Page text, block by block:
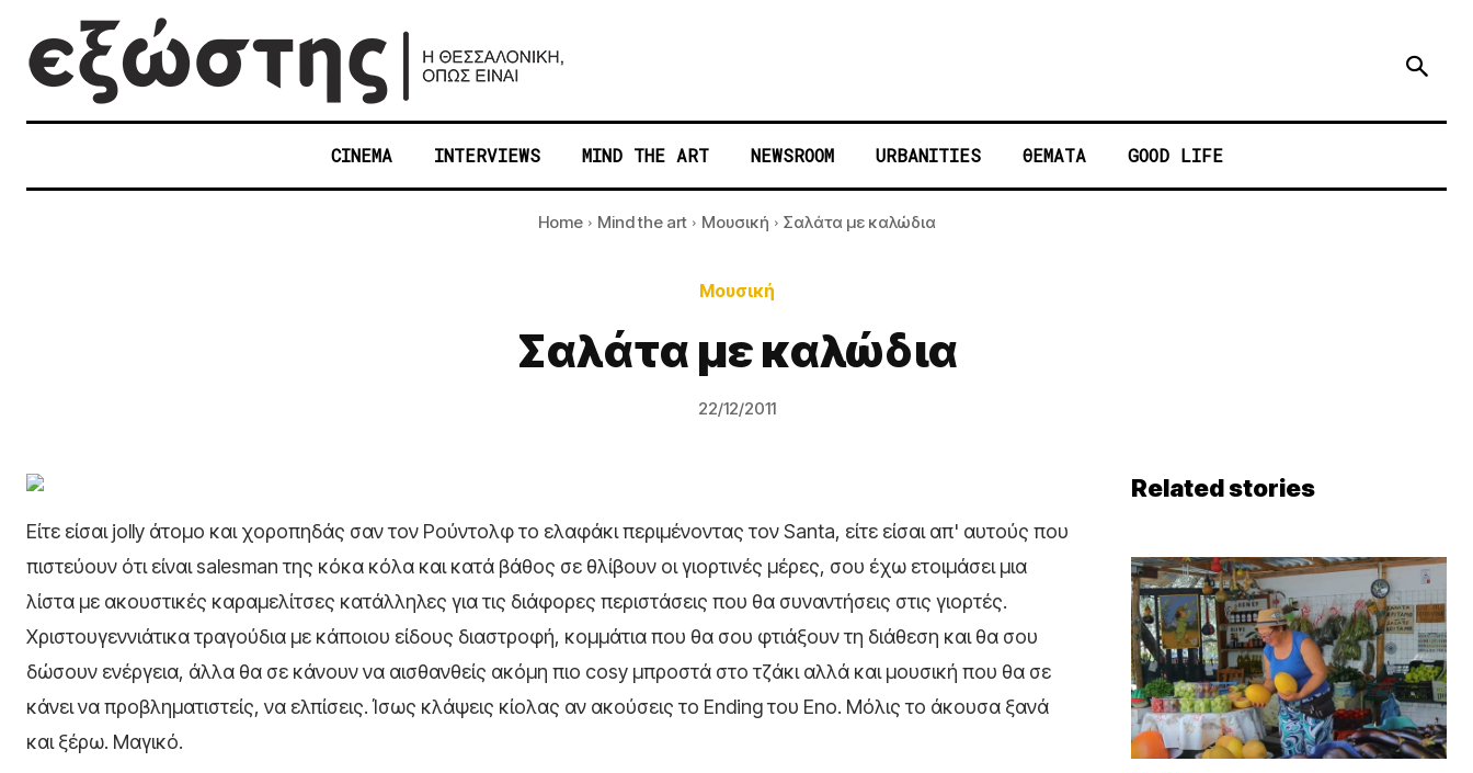
CINEMA INTERVIEWS MIND THE ART NEWSROOM URBANITIES ΘΕΜΑΤΑ GOOD LIFE
Home Mind the art Μουσική Σαλάτα με καλώδια
Μουσική
Σαλάτα με καλώδια
22/12/2011
Είτε είσαι jolly άτομο και χοροπηδάς σαν τον Ρούντολφ το ελαφάκι περιμένοντας τον Santa, είτε είσαι απ' αυτούς που
πιστεύουν ότι είναι salesman της κόκα κόλα και κατά βάθος σε θλίβουν οι γιορτινές μέρες, σου έχω ετοιμάσει μια
λίστα με ακουστικές καραμελίτσες κατάλληλες για τις διάφορες περιστάσεις που θα συναντήσεις στις γιορτές.
Χριστουγεννιάτικα τραγούδια με κάποιου είδους διαστροφή, κομμάτια που θα σου φτιάξουν τη διάθεση και θα σου
δώσουν ενέργεια, άλλα θα σε κάνουν να αισθανθείς ακόμη πιο cosy μπροστά στο τζάκι αλλά και μουσική που θα σε
κάνει να προβληματιστείς, να ελπίσεις. Ίσως κλάψεις κίολας αν ακούσεις το Ending του Eno. Μόλις το άκουσα ξανά
και ξέρω. Μαγικό.
Related stories